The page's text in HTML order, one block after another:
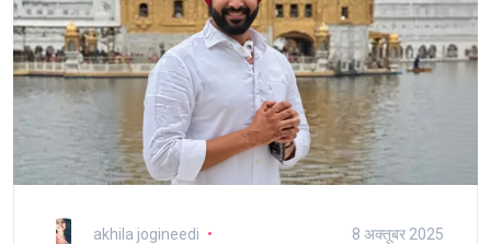
akhila jogineedi 8 अक्तूबर 2025